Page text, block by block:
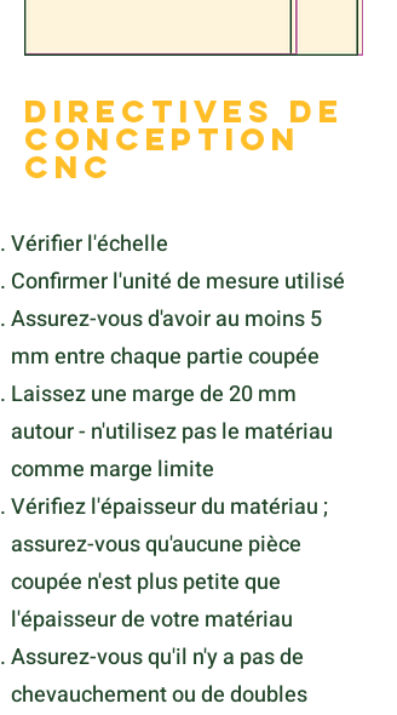
directives de
conception
CNC
Vérifier l'échelle
Confirmer l'unité de mesure utilisé
Assurez-vous d'avoir au moins 5
mm entre chaque partie coupée
Laissez une marge de 20 mm
autour - n'utilisez pas le matériau
comme marge limite
Vérifiez l'épaisseur du matériau ;
assurez-vous qu'aucune pièce
coupée n'est plus petite que
l'épaisseur de votre matériau
Assurez-vous qu'il n'y a pas de
chevauchement ou de doubles